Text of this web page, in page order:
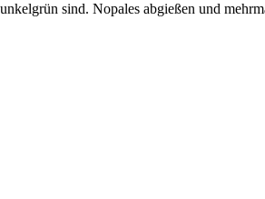
sind. Nopales abgießen und